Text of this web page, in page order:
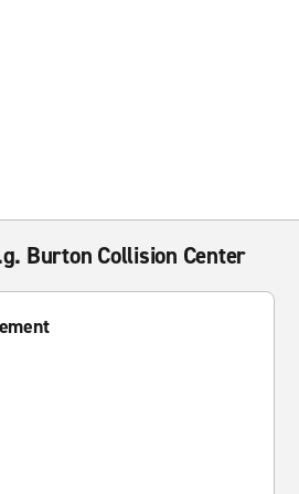
Burton Collision Center